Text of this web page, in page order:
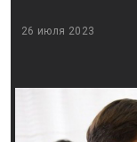
26 июля 2023